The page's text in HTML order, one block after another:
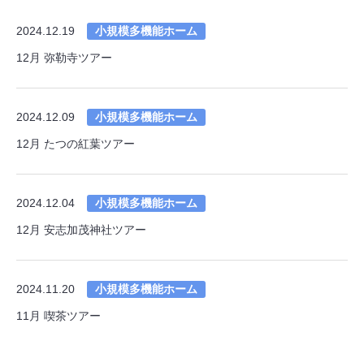
2024.12.19 小規模多機能ホーム
12月 弥勒寺ツアー
2024.12.09 小規模多機能ホーム
12月 たつの紅葉ツアー
2024.12.04 小規模多機能ホーム
12月 安志加茂神社ツアー
2024.11.20 小規模多機能ホーム
11月 喫茶ツアー